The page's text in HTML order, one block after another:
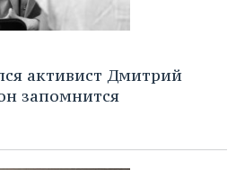
активист Дмитрий
запомнится